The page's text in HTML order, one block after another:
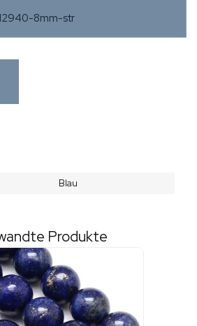
8mm-str
Blau
Produkte